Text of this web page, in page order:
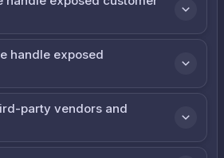
handle exposed
party vendors and